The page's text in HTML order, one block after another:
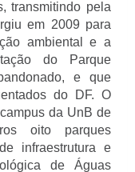
transmitindo pela
em 2009 para
ambiental e a
do Parque
e que
do DF. O
da UnB de
oito parques
infraestrutura e
de Águas